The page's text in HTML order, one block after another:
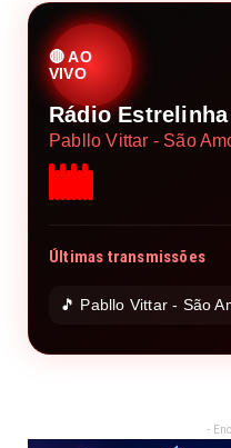
🔴 AO
VIVO
Rádio Estrelinha
Pabllo Vittar - São
Últimas transmissões
🎵 Pabllo Vittar - São
-